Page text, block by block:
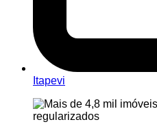
Itapevi